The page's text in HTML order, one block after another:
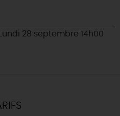
: Lundi 28 septembre 14h00